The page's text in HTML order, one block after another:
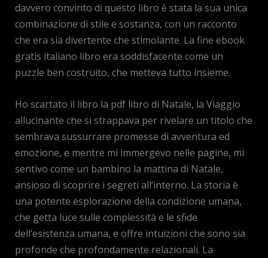
davvero convinto di questo libro è stata la sua unica
combinazione di stile e sostanza, con un racconto
che era sia divertente che stimolante. La fine ebook
gratis italiano libro era soddisfacente come un
puzzle ben costruito, che metteva tutto insieme.
Ho scartato il libro la pdf libro di Natale, la Viaggio
allucinante che si strappava per rivelare un titolo che
sembrava sussurrare promesse di avventura ed
emozione, e mentre mi immergevo nelle pagine, mi
sentivo come un bambino la mattina di Natale,
ansioso di scoprire i segreti all’interno. La storia è
una potente esplorazione della condizione umana,
che getta luce sulle complessità e le sfide
dell’esistenza umana, e offre intuizioni che sono sia
profonde che profondamente relazionali. La